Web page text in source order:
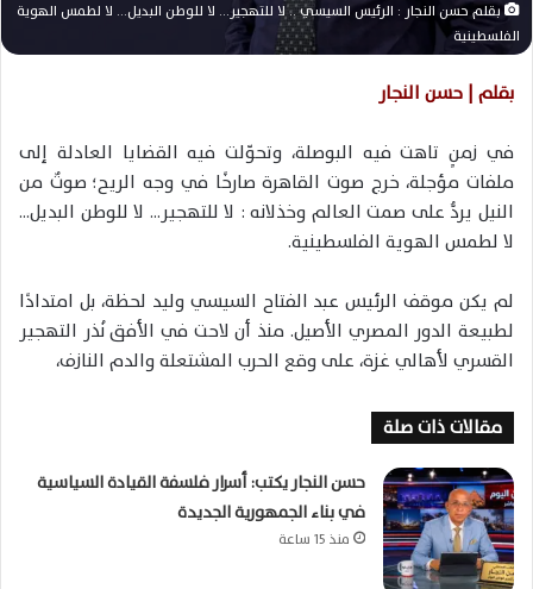
ر
ي
بقلم حسن النجار : الرئيس السيسي .. لا للتهجير… لا للوطن البديل… لا لطمس الهوية
الفلسطينية
بقلم | حسن النجار
في زمنٍ تاهت فيه البوصلة، وتحوّلت فيه القضايا العادلة إلى
ملفات مؤجلة، خرج صوت القاهرة صارخًا في وجه الريح؛ صوتٌ من
النيل يردُّ على صمت العالم وخذلانه : لا للتهجير… لا للوطن البديل…
لا لطمس الهوية الفلسطينية.
لم يكن موقف الرئيس عبد الفتاح السيسي وليد لحظة، بل امتدادًا
لطبيعة الدور المصري الأصيل. منذ أن لاحت في الأفق نُذر التهجير
القسري لأهالي غزة، على وقع الحرب المشتعلة والدم النازف،
مقالات ذات صلة
حسن النجار يكتب: أسرار فلسفة القيادة السياسية
في بناء الجمهورية الجديدة
منذ 15 ساعة